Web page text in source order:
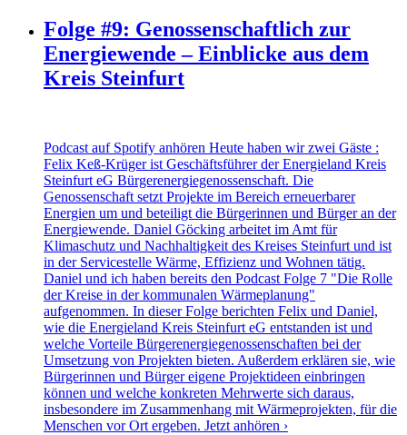
Folge #9: Genossenschaftlich zur
Energiewende – Einblicke aus dem
Kreis Steinfurt
Podcast auf Spotify anhören Heute haben wir zwei Gäste :
Felix Keß-Krüger ist Geschäftsführer der Energieland Kreis
Steinfurt eG Bürgerenergiegenossenschaft. Die
Genossenschaft setzt Projekte im Bereich erneuerbarer
Energien um und beteiligt die Bürgerinnen und Bürger an der
Energiewende. Daniel Göcking arbeitet im Amt für
Klimaschutz und Nachhaltigkeit des Kreises Steinfurt und ist
in der Servicestelle Wärme, Effizienz und Wohnen tätig.
Daniel und ich haben bereits den Podcast Folge 7 "Die Rolle
der Kreise in der kommunalen Wärmeplanung"
aufgenommen. In dieser Folge berichten Felix und Daniel,
wie die Energieland Kreis Steinfurt eG entstanden ist und
welche Vorteile Bürgerenergiegenossenschaften bei der
Umsetzung von Projekten bieten. Außerdem erklären sie, wie
Bürgerinnen und Bürger eigene Projektideen einbringen
können und welche konkreten Mehrwerte sich daraus,
insbesondere im Zusammenhang mit Wärmeprojekten, für die
Menschen vor Ort ergeben. Jetzt anhören ›